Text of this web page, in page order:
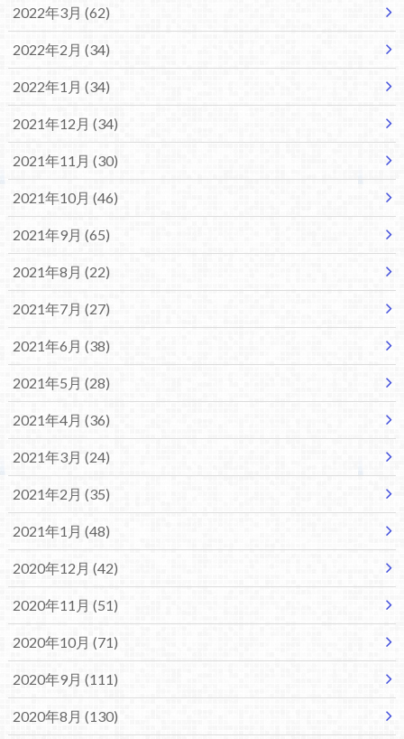
2022年3月 (62)
2022年2月 (34)
2022年1月 (34)
2021年12月 (34)
2021年11月 (30)
2021年10月 (46)
2021年9月 (65)
2021年8月 (22)
2021年7月 (27)
2021年6月 (38)
2021年5月 (28)
2021年4月 (36)
2021年3月 (24)
2021年2月 (35)
2021年1月 (48)
2020年12月 (42)
2020年11月 (51)
2020年10月 (71)
2020年9月 (111)
2020年8月 (130)